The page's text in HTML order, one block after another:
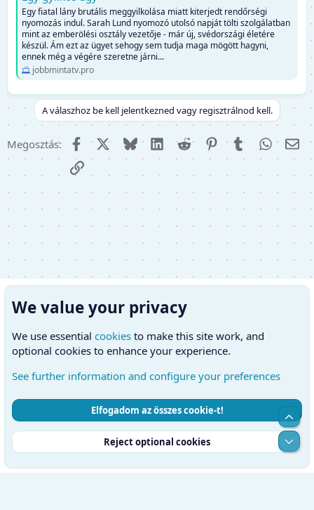
Egy fiatal lány brutális meggyilkolása miatt kiterjedt rendőrségi
nyomozás indul. Sarah Lund nyomozó utolsó napját tölti szolgálatban
mint az emberölési osztály vezetője - már új, svédországi életére
készül. Ám ezt az ügyet sehogy sem tudja maga mögött hagyni,
ennek még a végére szeretne járni...
jobbmintatv.pro
A válaszhoz be kell jelentkezned vagy regisztrálnod kell.
Megosztás: FacebookX (Twitter)
Bluesky LinkedInReddit PinterestTumblr
E-
Link
Hungarian (HU)
Kapcsolatfelvétel
Feltételek és szabályok
Adatvédelmi szabályzat
Súgó
Kezdőlap
RSS
We value your privacy
We use essential cookies to make this site work, and
optional cookies to enhance your experience.
See further information and configure your preferences
Elfogadom az összes cookie-t!
Reject optional cookies
Top
Alul